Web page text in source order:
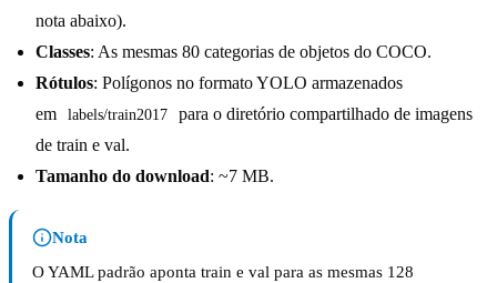
nota abaixo).
Classes: As mesmas 80 categorias de objetos do COCO.
Rótulos: Polígonos no formato YOLO armazenados
em
labels/train2017
para o diretório compartilhado de imagens
de train e val.
Tamanho do download: ~7 MB.
Nota
O YAML padrão aponta train e val para as mesmas 128